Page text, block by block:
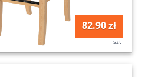
82.90 zł
szt